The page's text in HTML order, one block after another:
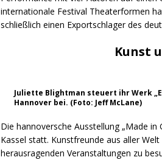
internationale Festival Theaterformen
schließlich einen Exportschlager des
Kunst
Juliette Blightman steuert ihr Werk
Hannover bei. (Foto: Jeff McLane)
Die hannoversche Ausstellung „Made
Kassel statt. Kunstfreunde aus aller
herausragenden Veranstaltungen zu